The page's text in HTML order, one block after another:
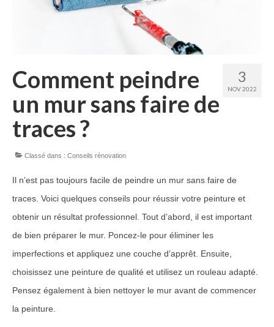
Guide Papiers peints
Peinture & revêtement
Réalisation de sols
Nettoyage et peinture toiture
Nos travaux pour particuliers
Nos travaux pour professionnels
Notre réseau
3
NOV 2022
Comment peindre
un mur sans faire de
traces ?
Classé dans : Conseils rénovation
Il n’est pas toujours facile de peindre un mur sans faire de
traces. Voici quelques conseils pour réussir votre peinture et
obtenir un résultat professionnel. Tout d’abord, il est important
de bien préparer le mur. Poncez-le pour éliminer les
imperfections et appliquez une couche d’apprêt. Ensuite,
choisissez une peinture de qualité et utilisez un rouleau adapté.
Pensez également à bien nettoyer le mur avant de commencer
la peinture.